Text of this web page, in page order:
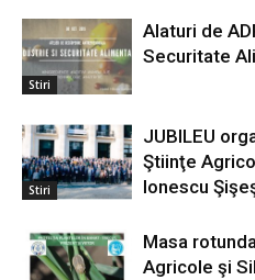
Stiri
Alaturi de
Securitate
Stiri
JUBILEU
Ştiinţe
Ionescu
Masa
Agricole şi